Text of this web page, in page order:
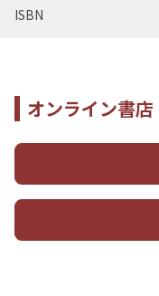
ISBN
オンライン書店